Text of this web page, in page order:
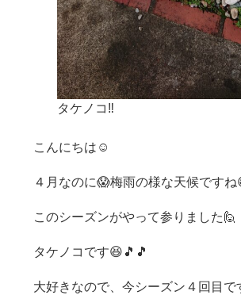
タケノコ‼️
こんにちは☺️
４月なのに😱梅雨の様な天候ですね
このシーズンがやって参りました🙋
タケノコです😆🎵🎵
大好きなので、今シーズン４回目で